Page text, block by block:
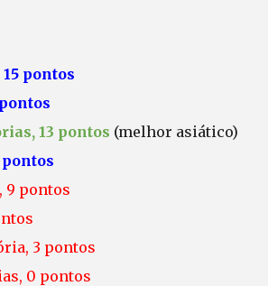
pontos
13 pontos (melhor asiático)
9 pontos
3 pontos
0 pontos